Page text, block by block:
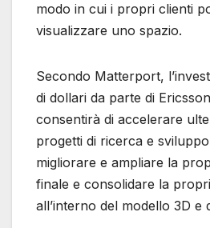
modo in cui i propri clienti
visualizzare uno spazio.
Secondo Matterport,
di dollari da parte di
consentirà di accelerare
progetti di ricerca e
migliorare e ampliare la
finale e consolidare la
all’interno del modello 3D e